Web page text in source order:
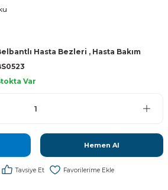
Hasta Bezleri , Hasta Bakım
Var
Hemen Al
Tavsiye Et